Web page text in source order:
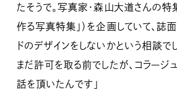
たそうで。写真家・森山大道さんの特
作る写真特集」）を企画していて、誌
ドのデザインをしないかという相談で
まだ許可を取る前でしたが、コラージ
話を頂いたんです」